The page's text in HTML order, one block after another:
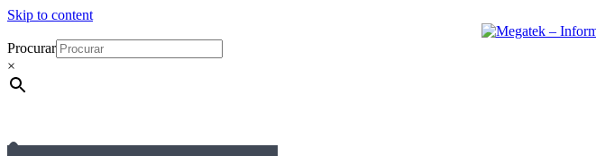
Skip to content
Procurar
×